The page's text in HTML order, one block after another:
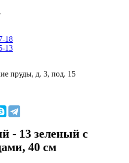
18
13
пруды, д. 3, под. 15
- 13 зеленый с
40 см